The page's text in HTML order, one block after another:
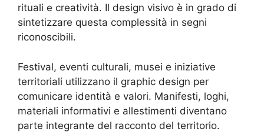
rituali e creatività. Il design visivo è in grado di
sintetizzare questa complessità in segni
riconoscibili.
Festival, eventi culturali, musei e iniziative
territoriali utilizzano il graphic design per
comunicare identità e valori. Manifesti, loghi,
materiali informativi e allestimenti diventano
parte integrante del racconto del territorio.